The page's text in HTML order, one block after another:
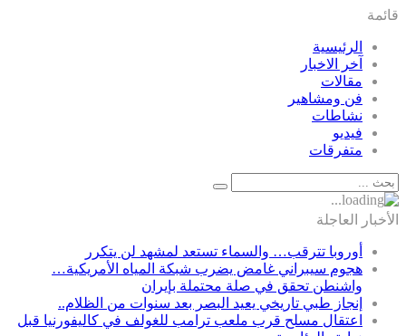
قائمة
الرئيسية
آخر الاخبار
مقالات
فن ومشاهير
نشاطات
فيديو
متفرقات
الأخبار العاجلة
أوروبا تترقب… والسماء تستعد لمشهد لن يتكرر
هجوم سيبراني غامض يضرب شبكة المياه الأمريكية…
واشنطن تحقق في صلة محتملة بإيران
إنجاز طبي تاريخي يعيد البصر بعد سنوات من الظلام..
اعتقال مسلح قرب ملعب ترامب للغولف في كاليفورنيا قبل